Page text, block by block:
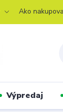
Ako
Výpredaj